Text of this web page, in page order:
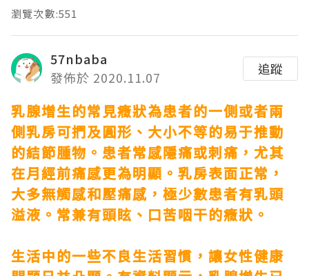
瀏覽次數:551
57nbaba
發佈於 2020.11.07
追蹤
乳腺增生的常見癥狀為患者的一側或者兩
側乳房可捫及圓形、大小不等的易于推動
的結節腫物。患者常感隱痛或刺痛，尤其
在月經前痛感更為明顯。乳房表面正常，
大多無觸感和壓痛感，極少數患者有乳頭
溢液。常兼有頭眩、口苦咽干的癥狀。
生活中的一些不良生活習慣，讓女性健康